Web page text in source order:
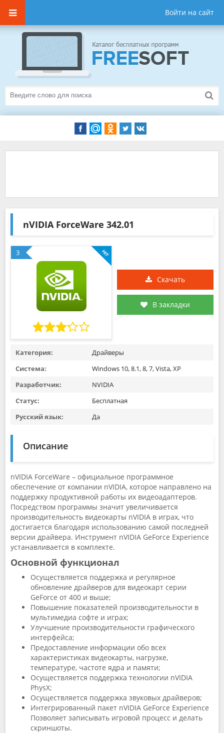
Войти на сайт
nVIDIA ForceWare 342.01
3
Скачать
В закладки
Категория:
Драйверы
Система:
Windows 10, 8.1, 8, 7, Vista, XP
Разработчик:
NVIDIA
Статус:
Бесплатная
Русский язык:
Да
Описание
nVIDIA ForceWare – официальное программное
обеспечение от компании nVIDIA, которое направлено на
поддержку продуктивной работы их видеоадаптеров.
Посредством программы значит увеличивается
производительность видеокарты nVIDIA в играх, что
достигается благодаря использованию самой последней
версии драйвера. Инструмент nVIDIA GeForce Experience
устанавливается в комплекте.
Основной функционал
Осуществляется поддержка и регулярное
обновление драйверов для видеокарт серии
GeForce от 400 и выше;
Повышение показателей производительности в
мультимедиа софте и играх;
Улучшение производительности графического
интерфейса;
Предоставление информации обо всех
характеристиках видеокарты, нагрузке,
температуре, частоте ядра и памяти;
Осуществляется поддержка технологии nVIDIA
PhysX;
Осуществляется поддержка звуковых драйверов;
Интегрированный пакет nVIDIA GeForce Experience
Позволяет записывать игровой процесс и делать
скриншоты.